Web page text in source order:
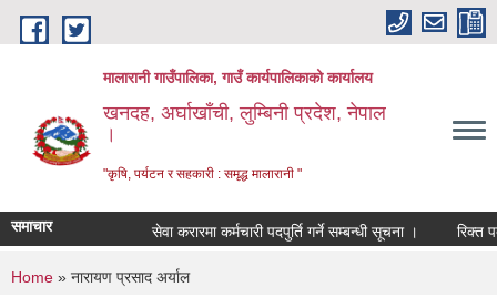
Skip to main content
मालारानी गाउँपालिका, गाउँ कार्यपालिकाको कार्यालय
खनदह, अर्घाखाँची, लुम्बिनी प्रदेश, नेपाल
।
"कृषि, पर्यटन र सहकारी : समृद्ध मालारानी "
समाचार सेवा करारमा कर्मचारी पदपुर्ति गर्ने सम्बन्धी सूचना । रिक्त
You are here
Home » नारायण प्रसाद अर्याल